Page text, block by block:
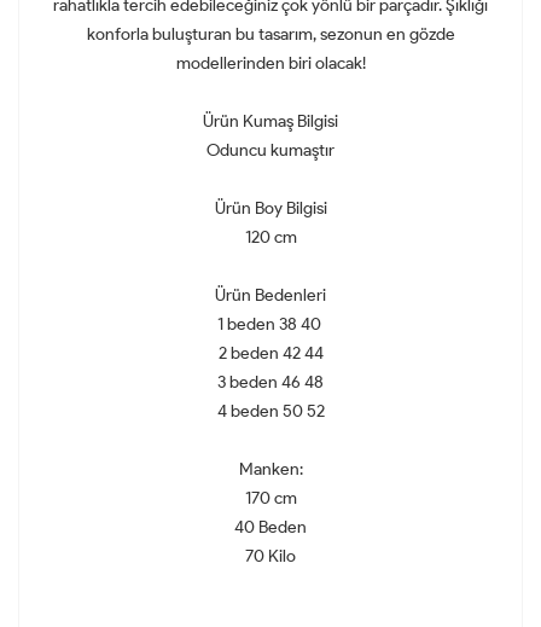
rahatlıkla tercih edebileceğiniz çok yönlü bir parçadır. Şıklığı
konforla buluşturan bu tasarım, sezonun en gözde
modellerinden biri olacak!
Ürün Kumaş Bilgisi
Oduncu kumaştır
Ürün Boy Bilgisi
120 cm
Ürün Bedenleri
1 beden 38 40
2 beden 42 44
3 beden 46 48
4 beden 50 52
Manken:
170 cm
40 Beden
70 Kilo